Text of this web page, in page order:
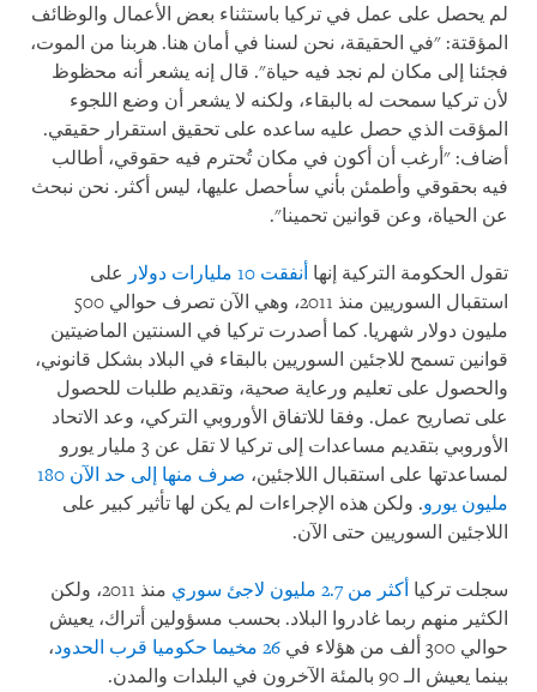
لم يحصل على عمل في تركيا باستثناء بعض الأعمال والوظائف
المؤقتة: "في الحقيقة، نحن لسنا في أمان هنا. هربنا من الموت،
فجئنا إلى مكان لم نجد فيه حياة". قال إنه يشعر أنه محظوظ
لأن تركيا سمحت له بالبقاء، ولكنه لا يشعر أن وضع اللجوء
المؤقت الذي حصل عليه ساعده على تحقيق استقرار حقيقي.
أضاف: "أرغب أن أكون في مكان تُحترم فيه حقوقي، أطالب
فيه بحقوقي وأطمئن بأني سأحصل عليها، ليس أكثر. نحن نبحث
عن الحياة، وعن قوانين تحمينا".
تقول الحكومة التركية إنها أنفقت 10 مليارات دولار
على
استقبال السوريين منذ 2011، وهي الآن تصرف حوالي 500
مليون دولار شهريا. كما أصدرت تركيا في السنتين الماضيتين
قوانين تسمح للاجئين السوريين بالبقاء في البلاد بشكل قانوني،
والحصول على تعليم ورعاية صحية، وتقديم طلبات للحصول
على تصاريح عمل. وفقا للاتفاق الأوروبي التركي، وعد الاتحاد
الأوروبي بتقديم مساعدات إلى تركيا لا تقل عن 3 مليار يورو
لمساعدتها على استقبال اللاجئين،
صرف منها إلى حد الآن 180
مليون يورو. ولكن هذه الإجراءات لم يكن لها تأثير كبير على
اللاجئين السوريين حتى الآن.
سجلت تركيا أكثر من 2.7 مليون لاجئ سوري
منذ 2011، ولكن
الكثير منهم ربما غادروا البلاد. بحسب مسؤولين أتراك، يعيش
حوالي 300 ألف من هؤلاء في
26 مخيما حكوميا قرب الحدود
،
بينما يعيش الـ 90 بالمئة الآخرون في البلدات والمدن.